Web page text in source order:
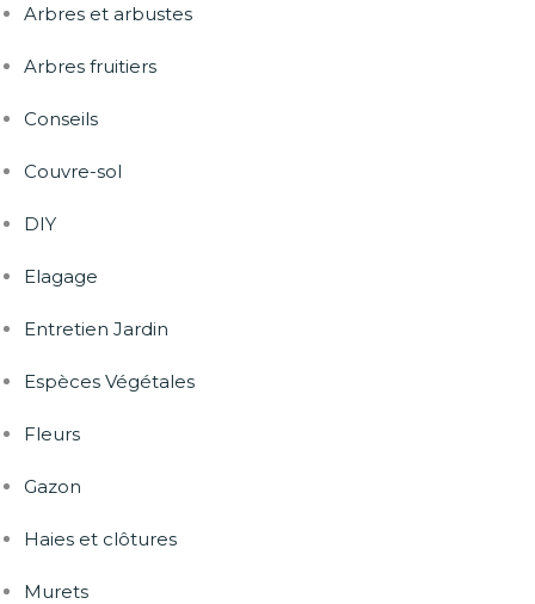
Arbres et arbustes
Arbres fruitiers
Conseils
Couvre-sol
DIY
Elagage
Entretien Jardin
Espèces Végétales
Fleurs
Gazon
Haies et clôtures
Murets